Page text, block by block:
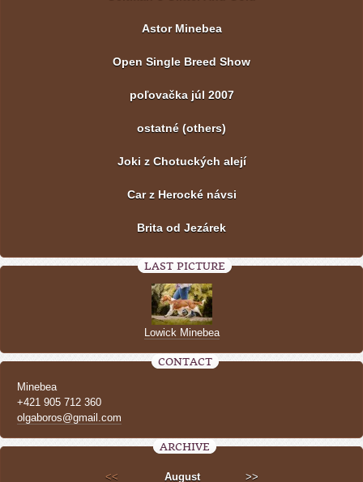
Astor Minebea
Open Single Breed Show
poľovačka júl 2007
ostatné (others)
Joki z Chotuckých alejí
Car z Herocké návsi
Brita od Jezárek
LAST PICTURE
Lowick Minebea
CONTACT
Minebea
+421 905 712 360
olgaboros@gmail.com
ARCHIVE
<< August >>